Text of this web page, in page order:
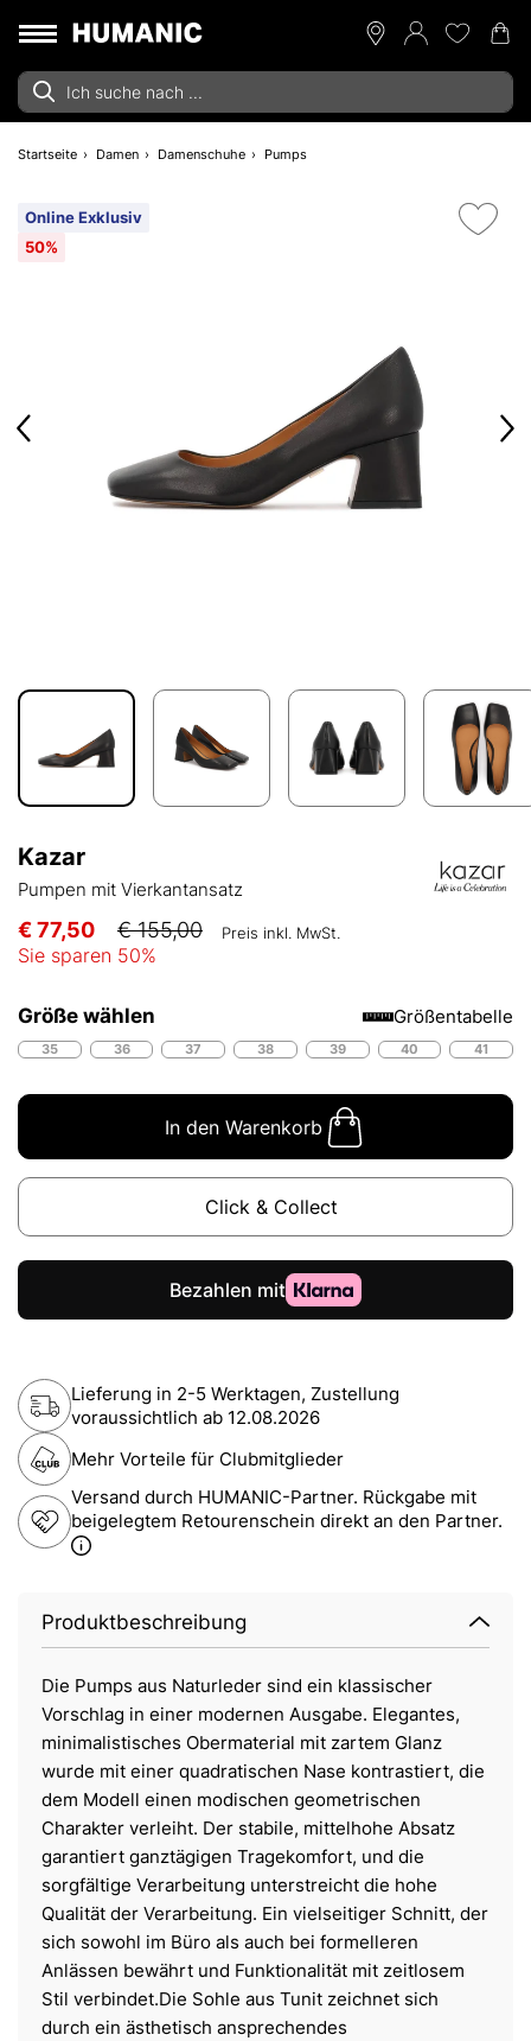
Startseite Damen Damenschuhe Pumps
Online Exklusiv
50%
Kazar
Pumpen mit Vierkantansatz
€ 77,50 € 155,00 Preis inkl. MwSt.
Sie sparen 50%
Größe wählen Größentabelle
35 36 37 38 39 40 41
In den Warenkorb
Click & Collect
Lieferung in 2-5 Werktagen, Zustellung
voraussichtlich ab 12.08.2026
Mehr Vorteile für Clubmitglieder
Versand durch HUMANIC-Partner. Rückgabe mit
beigelegtem Retourenschein direkt an den Partner.
Produktbeschreibung
Die Pumps aus Naturleder sind ein klassischer
Vorschlag in einer modernen Ausgabe. Elegantes,
minimalistisches Obermaterial mit zartem Glanz
wurde mit einer quadratischen Nase kontrastiert, die
dem Modell einen modischen geometrischen
Charakter verleiht. Der stabile, mittelhohe Absatz
garantiert ganztägigen Tragekomfort, und die
sorgfältige Verarbeitung unterstreicht die hohe
Qualität der Verarbeitung. Ein vielseitiger Schnitt, der
sich sowohl im Büro als auch bei formelleren
Anlässen bewährt und Funktionalität mit zeitlosem
Stil verbindet.Die Sohle aus Tunit zeichnet sich
durch ein ästhetisch ansprechendes